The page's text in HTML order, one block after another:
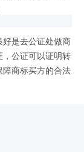
是去公证处做商
公证可以证明转
商标买方的合法